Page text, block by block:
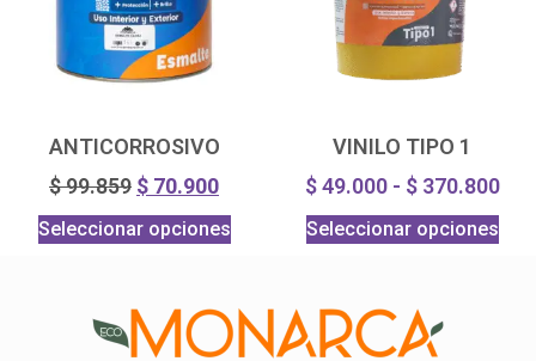
ANTICORROSIVO
$99.859 $ 70.900
Seleccionar opciones
VINILO TIPO 1
$49.000 - $370.800
Seleccionar opciones